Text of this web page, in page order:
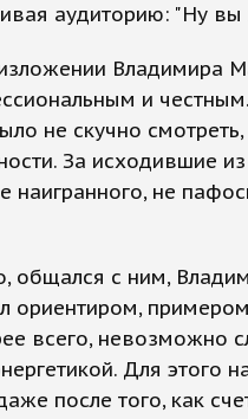
аудиторию: "Ну вы
Владимира
и
не скучно
За исходившие
наигранного, не
общался с ним,
примером
всего, невозможно
Для этого
после того, как